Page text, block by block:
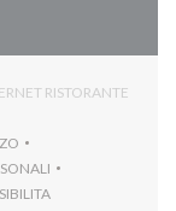
RISTORANTE
NUOVA FINESTRA))
UNA NUOVA FINESTRA))
FINESTRA))
((APRE UNA NUOVA